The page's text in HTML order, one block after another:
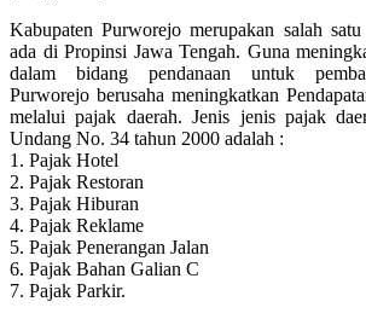
Kabupaten Purworejo merupakan salah
ada di Propinsi Jawa Tengah. Guna
dalam bidang pendanaan untuk
Purworejo berusaha meningkatkan
melalui pajak daerah. Jenis jenis pajak
Undang No. 34 tahun 2000 adalah :
1. Pajak Hotel
2. Pajak Restoran
3. Pajak Hiburan
4. Pajak Reklame
5. Pajak Penerangan Jalan
6. Pajak Bahan Galian C
7. Pajak Parkir.